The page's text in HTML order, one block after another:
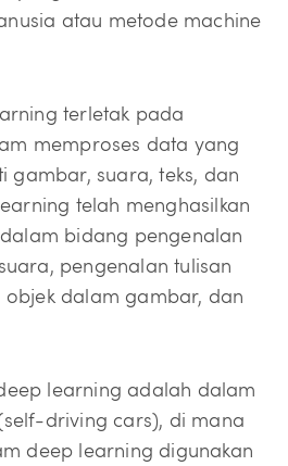
atau metode machine
terletak pada
memproses data yang
gambar, suara, teks, dan
telah menghasilkan
bidang pengenalan
pengenalan tulisan
dalam gambar, dan
learning adalah dalam
driving cars), di mana
deep learning digunakan